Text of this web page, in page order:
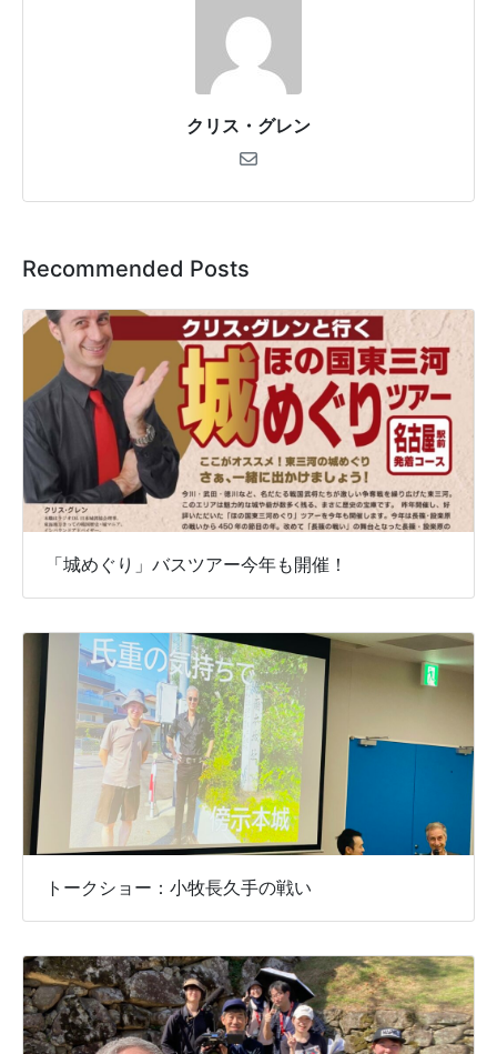
クリス・グレン
Recommended Posts
「城めぐり」バスツアー今年も開催！
トークショー：小牧長久手の戦い